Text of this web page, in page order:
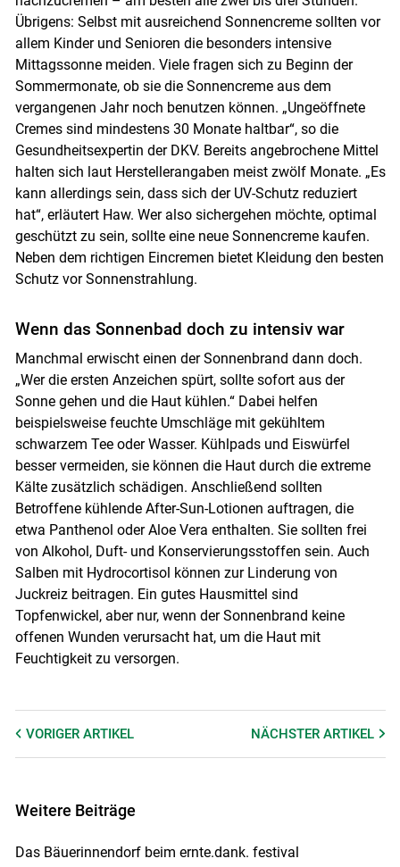
Übrigens: Selbst mit ausreichend Sonnencreme sollten vor
allem Kinder und Senioren die besonders intensive
Mittagssonne meiden. Viele fragen sich zu Beginn der
Sommermonate, ob sie die Sonnencreme aus dem
vergangenen Jahr noch benutzen können. „Ungeöffnete
Cremes sind mindestens 30 Monate haltbar“, so die
Gesundheitsexpertin der DKV. Bereits angebrochene Mittel
halten sich laut Herstellerangaben meist zwölf Monate. „Es
kann allerdings sein, dass sich der UV-Schutz reduziert
hat“, erläutert Haw. Wer also sichergehen möchte, optimal
geschützt zu sein, sollte eine neue Sonnencreme kaufen.
Neben dem richtigen Eincremen bietet Kleidung den besten
Schutz vor Sonnenstrahlung.
Wenn das Sonnenbad doch zu intensiv war
Manchmal erwischt einen der Sonnenbrand dann doch.
„Wer die ersten Anzeichen spürt, sollte sofort aus der
Sonne gehen und die Haut kühlen.“ Dabei helfen
beispielsweise feuchte Umschläge mit gekühltem
schwarzem Tee oder Wasser. Kühlpads und Eiswürfel
besser vermeiden, sie können die Haut durch die extreme
Kälte zusätzlich schädigen. Anschließend sollten
Betroffene kühlende After-Sun-Lotionen auftragen, die
etwa Panthenol oder Aloe Vera enthalten. Sie sollten frei
von Alkohol, Duft- und Konservierungsstoffen sein. Auch
Salben mit Hydrocortisol können zur Linderung von
Juckreiz beitragen. Ein gutes Hausmittel sind
Topfenwickel, aber nur, wenn der Sonnenbrand keine
offenen Wunden verursacht hat, um die Haut mit
Feuchtigkeit zu versorgen.
VORIGER ARTIKEL NÄCHSTERARTIKEL
Weitere Beiträge
Das Bäuerinnendorf beim ernte.dank. festival